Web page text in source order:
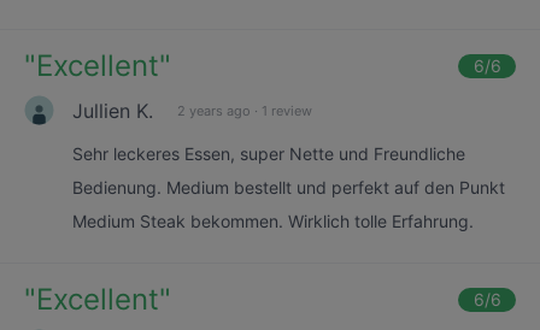
"Excellent" 6/6
Jullien K. 2 years ago · 1 review
Sehr leckeres Essen, super Nette und Freundliche
Bedienung. Medium bestellt und perfekt auf den Punkt
Medium Steak bekommen. Wirklich tolle Erfahrung.
"Excellent" 6/6